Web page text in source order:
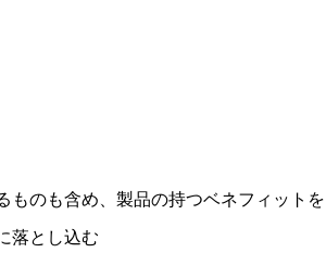
ものも含め、製品の持つベネフィットを
落とし込む